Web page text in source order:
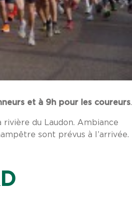
et à 9h pour les coureurs.
du Laudon. Ambiance
sont prévus à l’arrivée.